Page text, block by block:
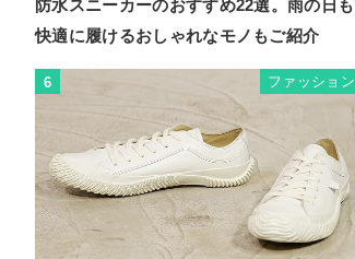
防水スニーカーのおすすめ22選。雨の日も
快適に履けるおしゃれなモノもご紹介
6 ファッション